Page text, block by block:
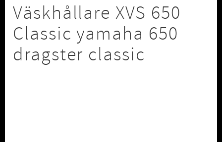
Väskhållare XVS 650
Classic yamaha 650
dragster classic